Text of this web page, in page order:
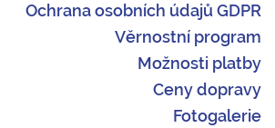
Ochrana osobních údajů GDPR
Věrnostní program
Možnosti platby
Ceny dopravy
Fotogalerie